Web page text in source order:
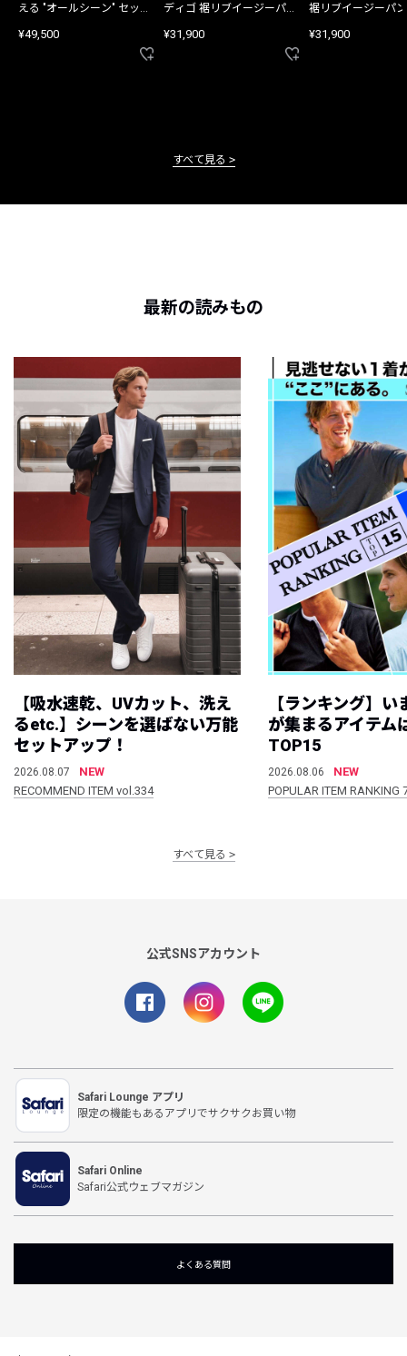
える "オールシーン" セット
¥49,500
ディゴ 裾リブイージーパン
¥31,900
裾リブイージーパ
¥31,900
すべて見る
最新の読みもの
【吸水速乾、UVカット、洗え
るetc.】シーンを選ばない万能
セットアップ！
2026.08.07
NEW
RECOMMEND ITEM vol.334
【ランキング】
が集まるアイテム
TOP15
2026.08.06
NEW
POPULAR ITEM
すべて見る
公式SNSアカウント
Safari Lounge アプリ
限定の機能もあるアプリでサクサクお買い物
Safari Online
Safari公式ウェブマガジン
よくある質問